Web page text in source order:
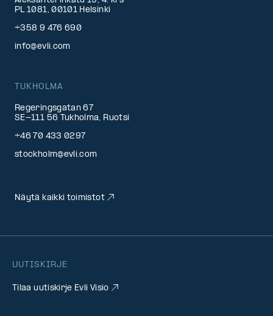
UUTISKIRJE
Tilaa uutiskirje Evli Visio
PL 1081, 00101 Helsinki
+358 9 476 690
info@evli.com
TUKHOLMA
Regeringsgatan 67
SE-111 56 Tukholma, Ruotsi
+46 70 433 0297
stockholm@evli.com
Näytä kaikki toimistot